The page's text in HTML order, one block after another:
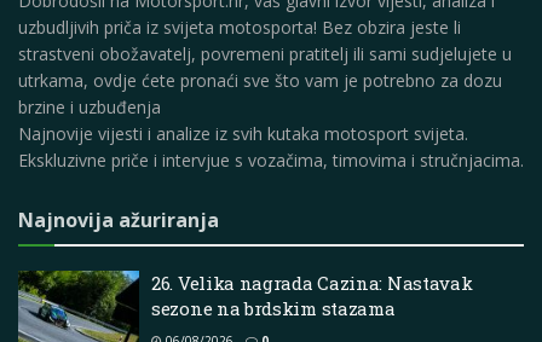
uzbudljivih priča iz svijeta motosporta! Bez obzira jeste li
strastveni obožavatelj, povremeni pratitelj ili sami sudjelujete u
utrkama, ovdje ćete pronaći sve što vam je potrebno za dozu
brzine i uzbuđenja
Najnovije vijesti i analize iz svih kutaka motosport svijeta.
Ekskluzivne priče i intervjue s vozačima, timovima i stručnjacima.
Najnovija ažuriranja
26. Velika nagrada Cazina: Nastavak
sezone na brdskim stazama